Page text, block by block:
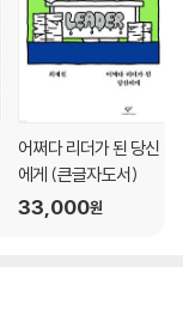
어쩌다 리더가 된 당신
에게 (큰글자도서)
33,000원